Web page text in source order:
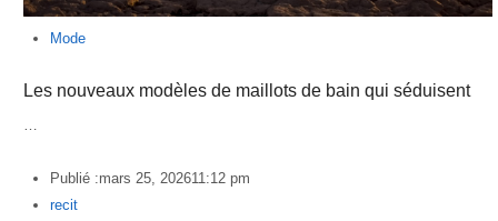
Mode
Les nouveaux modèles de maillots de bain qui séduisent
…
Publié :mars 25, 202611:12 pm
Author
recit